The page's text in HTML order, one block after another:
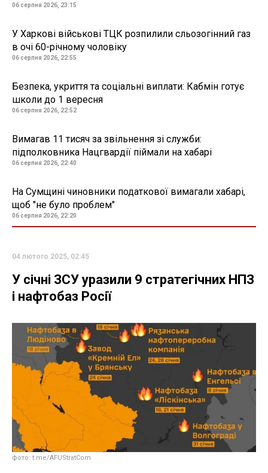
06 серпня 2026, 23:15
У Харкові військові ТЦК розпилили сльозогінний газ
в очі 60-річному чоловіку
06 серпня 2026, 22:55
Безпека, укриття та соціальні виплати: Кабмін готує
школи до 1 вересня
06 серпня 2026, 22:52
Вимагав 11 тисяч за звільнення зі служби:
підполковника Нацгвардії піймали на хабарі
06 серпня 2026, 22:40
На Сумщині чиновники податкової вимагали хабарі,
щоб "не було проблем"
06 серпня 2026, 22:20
04 лютого 2025, 02:45
У січні ЗСУ уразили 9 стратегічних НПЗ
і нафтобаз Росії
фото: t.me/AFUStratCom